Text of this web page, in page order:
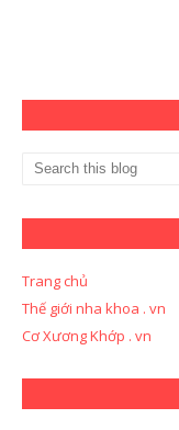
Trang chủ
Thế giới nha khoa . vn
Cơ Xương Khớp . vn